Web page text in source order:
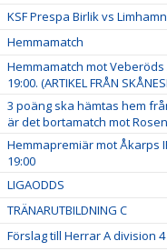
KSF Prespa Birlik vs
Hemmamatch
Hemmamatch mot
19:00. (ARTIKEL FRÅN
3 poäng ska hämtas hem
är det bortamatch mot
Hemmapremiär mot Åkarps
19:00
LIGAODDS
TRÄNARUTBILDNING C
Förslag till Herrar A division 4